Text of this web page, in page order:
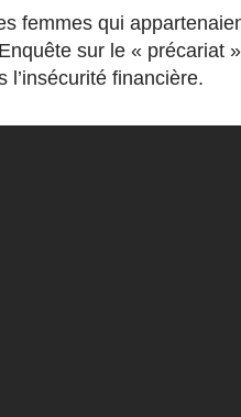
femmes qui
sur le « précariat
l’insécurité financière.